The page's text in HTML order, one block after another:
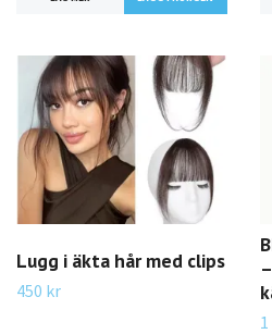
Lugg i äkta hår med clips
450 kr